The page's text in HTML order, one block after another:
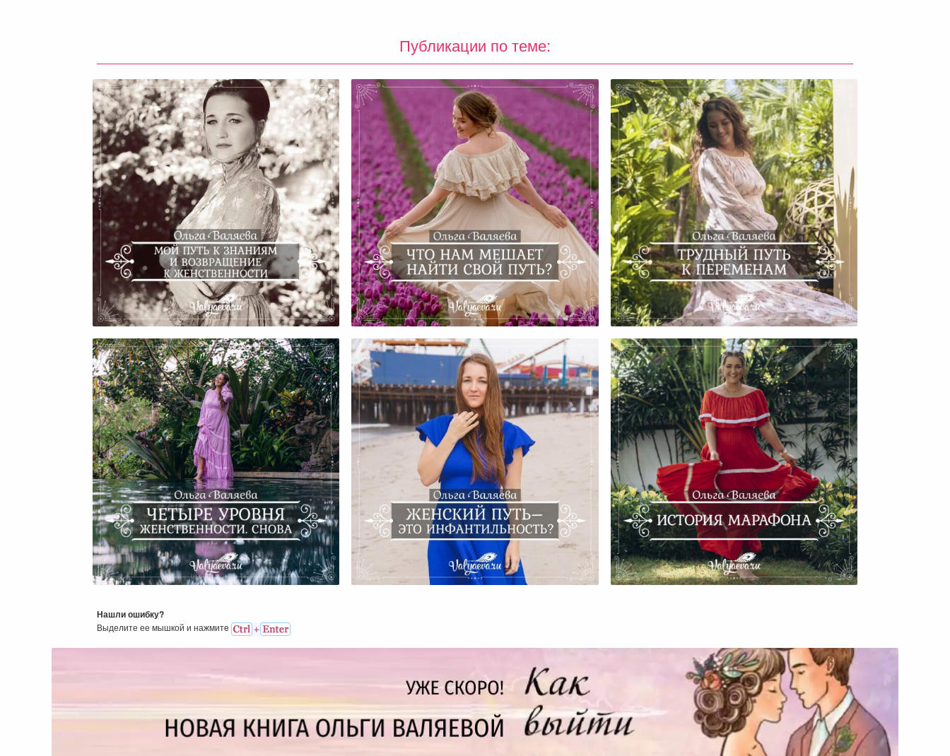
Публикации по теме:
Мой Путь К Знаниям И
Возвращение К Женственности
Что Нам Мешает Найти Свой
Путь?
Трудный Путь К Переменам
Четыре Уровня Женственности.
Снова.
Женский Путь – Это
Инфантильность?
История Марафона
Нашли ошибку?
Выделите ее мышкой и нажмитe